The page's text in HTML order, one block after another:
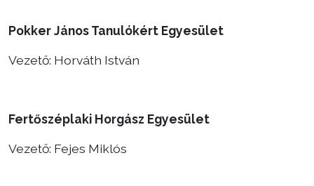
Pokker János Tanulókért Egyesület
Vezető: Horváth István
Fertőszéplaki Horgász Egyesület
Vezető: Fejes Miklós